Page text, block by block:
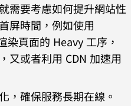
需要考慮如何提升網站性
屏時間，例如使用
頁面的 Heavy 工序，
又或者利用 CDN 加速用
，確保服務長期在線。